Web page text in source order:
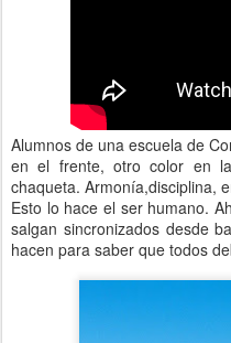
Alumnos de una escuela de
en el frente, otro color en
chaqueta. Armonía,disciplina,
Esto lo hace el ser humano.
salgan sincronizados desde
hacen para saber que todos